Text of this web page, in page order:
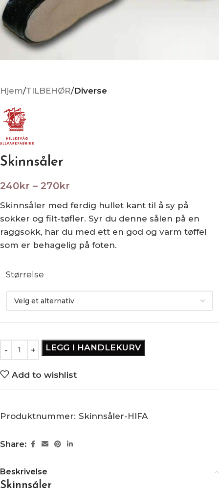
Hjem TILBEHØR Diverse
Skinnsåler
240kr – 270kr
Skinnsåler med ferdig hullet kant til å sy på
sokker og filt-tøfler. Syr du denne sålen på en
raggsokk, har du med ett en god og varm tøffel
som er behagelig på foten.
Størrelse
LEGG I HANDLEKURV
Add to wishlist
Produktnummer: Skinnsåler-HIFA
Share:
Beskrivelse
Skinnsåler